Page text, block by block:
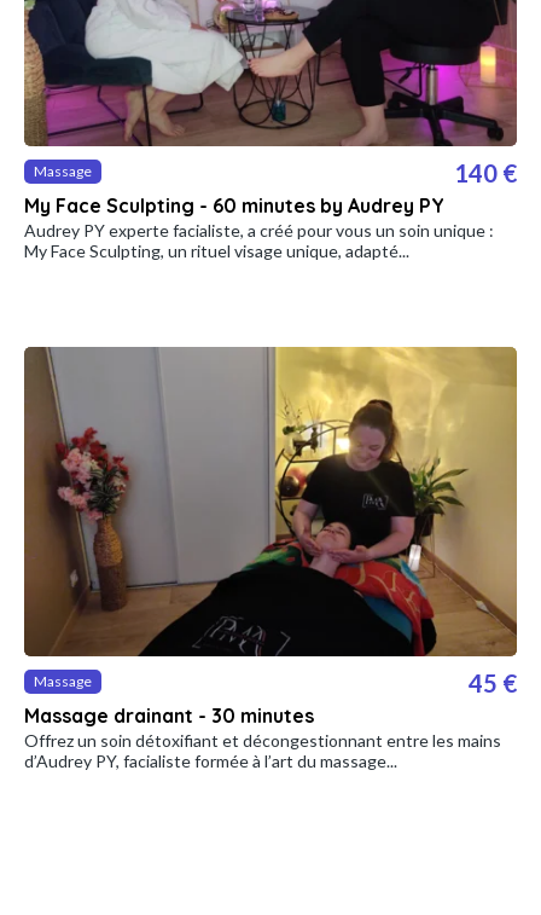
Massage
My Face Sculpting - 60 minutes by Audrey PY
140 €
Audrey PY experte facialiste, a créé pour vous un soin unique :
My Face Sculpting, un rituel visage unique, adapté...
Massage
Massage drainant - 30 minutes
45 €
Offrez un soin détoxifiant et décongestionnant entre les mains
d’Audrey PY, facialiste formée à l’art du massage...